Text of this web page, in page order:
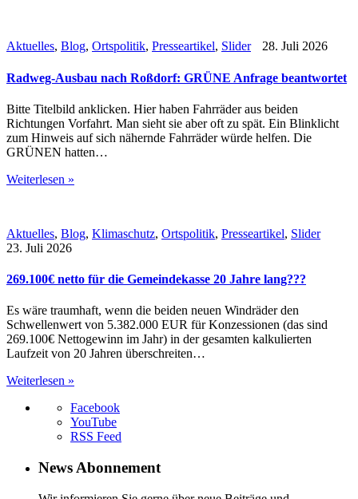
Aktuelles, Blog, Ortspolitik, Presseartikel, Slider 28. Juli 2026
Radweg-Ausbau nach Roßdorf: GRÜNE Anfrage beantwortet
Bitte Titelbild anklicken. Hier haben Fahrräder aus beiden
Richtungen Vorfahrt. Man sieht sie aber oft zu spät. Ein Blinklicht
zum Hinweis auf sich nähernde Fahrräder würde helfen. Die
GRÜNEN hatten…
Weiterlesen »
Aktuelles, Blog, Klimaschutz, Ortspolitik, Presseartikel, Slider
23. Juli 2026
269.100€ netto für die Gemeindekasse 20 Jahre lang???
Es wäre traumhaft, wenn die beiden neuen Windräder den
Schwellenwert von 5.382.000 EUR für Konzessionen (das sind
269.100€ Nettogewinn im Jahr) in der gesamten kalkulierten
Laufzeit von 20 Jahren überschreiten…
Weiterlesen »
Facebook
YouTube
RSS Feed
News Abonnement